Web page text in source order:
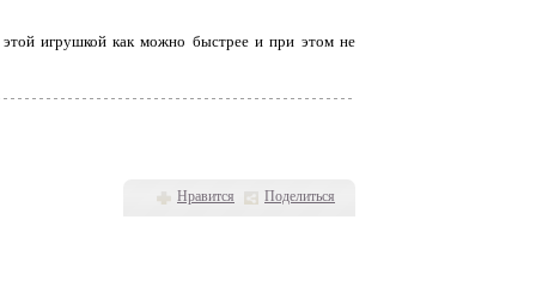
этой игрушкой как можно быстрее и при этом не
Нравится Поделиться